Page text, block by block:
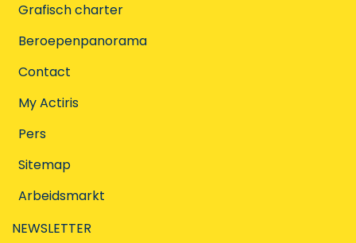
Grafisch charter
Beroepenpanorama
Contact
My Actiris
Pers
Sitemap
Arbeidsmarkt
NEWSLETTER